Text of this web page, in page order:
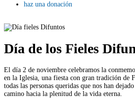
haz una donación
Día de los Fieles
El día 2 de noviembre celebramos la
en la Iglesia, una fiesta con gran tradición de
todas las personas queridas que nos han
camino hacia la plenitud de la vida eterna.